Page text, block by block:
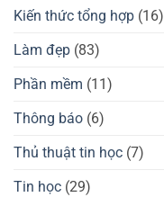
Pro,
3
tốt
chuột
gaming
OGM
Pro,
Kiến thức tổng hợp (16)
Làm đẹp (83)
Phần mềm (11)
Thông báo (6)
Thủ thuật tin học (7)
Tin học (29)